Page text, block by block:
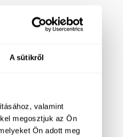
A sütikről
valamint
megosztjuk az Ön
Ön adott meg